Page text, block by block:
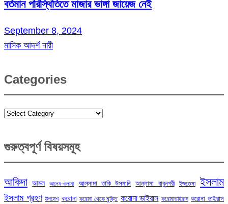
বর্তমান পরিস্থিতিতে মাজার ভাঙ্গা জায়েজ নেই
September 8, 2024
মাসিক আদর্শ নারী
Categories
Categories
গুরুত্বপূর্ণ বিষয়সমূহ
আকিদা আমল আলেম-ওলামা আল্লামা তাকি উসমানি আল্লামা বাবুনগরী ইজতেমা ইসলাম
ইসলাম গ্রহণ উপদেশ করোনা করোনা থেকে মুক্তি করোনা ভাইরাস করোনাভাইরাস করোনা ভাইরাস